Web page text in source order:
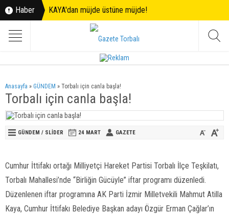
Haber KAYA'dan müjde üstüne müjde!
Anasayfa » GÜNDEM » Torbalı için canla başla!
Torbalı için canla başla!
GÜNDEM / SLİDER 24 MART GAZETE
Cumhur İttifakı ortağı Milliyetçi Hareket Partisi Torbalı İlçe Teşkilatı,
Torbalı Mahallesi’nde “Birliğin Gücüyle” iftar programı düzenledi.
Düzenlenen iftar programına AK Parti İzmir Milletvekili Mahmut Atilla
Kaya, Cumhur İttifakı Belediye Başkan adayı Özgür Erman Çağlar’ın